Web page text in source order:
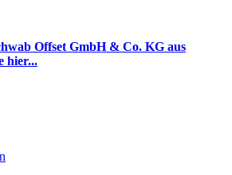
Offset GmbH & Co. KG aus
hier...